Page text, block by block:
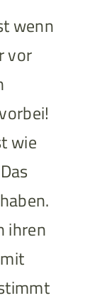
wenn
vor
wie
ihren